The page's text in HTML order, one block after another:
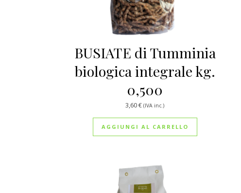
BUSIATE di Tumminia
biologica integrale kg.
0,500
3,60€ (IVA inc.)
AGGIUNGI AL CARRELLO